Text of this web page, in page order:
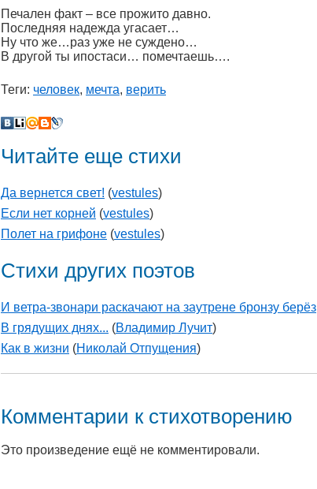
Печален факт – все прожито давно.
Последняя надежда угасает…
Ну что же…раз уже не суждено…
В другой ты ипостаси… помечтаешь….
Теги: человек, мечта, верить
Читайте еще стихи
Да вернется свет! (vestules)
Если нет корней (vestules)
Полет на грифоне (vestules)
Стихи других поэтов
И ветра-звонари раскачают на заутрене бронзу берёз
В грядущих днях... (Владимир Лучит)
Как в жизни (Николай Отпущения)
Комментарии к стихотворению
Это произведение ещё не комментировали.